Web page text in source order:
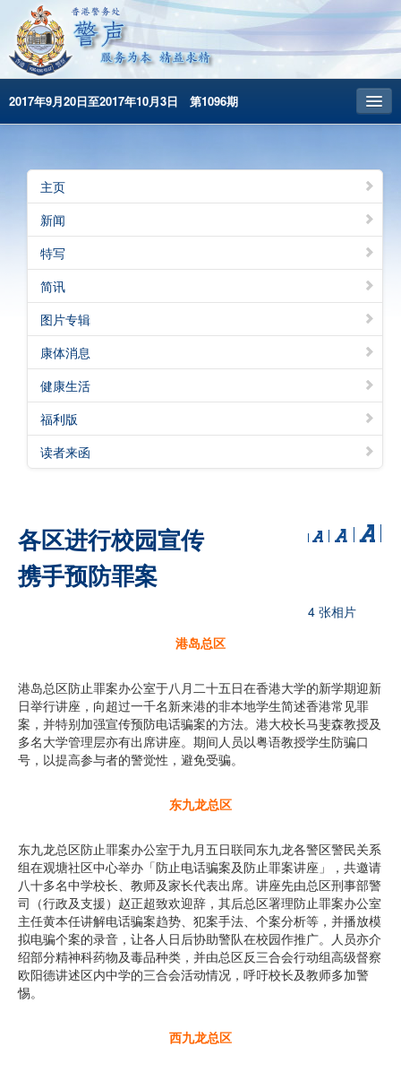
2017年9月20日至2017年10月3日 第1096期
昔日警声
警务处主页
繁體版
English
主页
新闻
特写
简讯
图片专辑
康体消息
健康生活
福利版
读者来函
各区进行校园宣传
携手预防罪案
4 张相片
港岛总区
港岛总区防止罪案办公室于八月二十五日在香港大学的新学期迎新
日举行讲座，向超过一千名新来港的非本地学生简述香港常见罪
案，并特别加强宣传预防电话骗案的方法。港大校长马斐森教授及
多名大学管理层亦有出席讲座。期间人员以粤语教授学生防骗口
号，以提高参与者的警觉性，避免受骗。
东九龙总区
东九龙总区防止罪案办公室于九月五日联同东九龙各警区警民关系
组在观塘社区中心举办「防止电话骗案及防止罪案讲座」，共邀请
八十多名中学校长、教师及家长代表出席。讲座先由总区刑事部警
司（行政及支援）赵正超致欢迎辞，其后总区署理防止罪案办公室
主任黄本任讲解电话骗案趋势、犯案手法、个案分析等，并播放模
拟电骗个案的录音，让各人日后协助警队在校园作推广。人员亦介
绍部分精神科药物及毒品种类，并由总区反三合会行动组高级督察
欧阳德讲述区内中学的三合会活动情况，呼吁校长及教师多加警
惕。
西九龙总区